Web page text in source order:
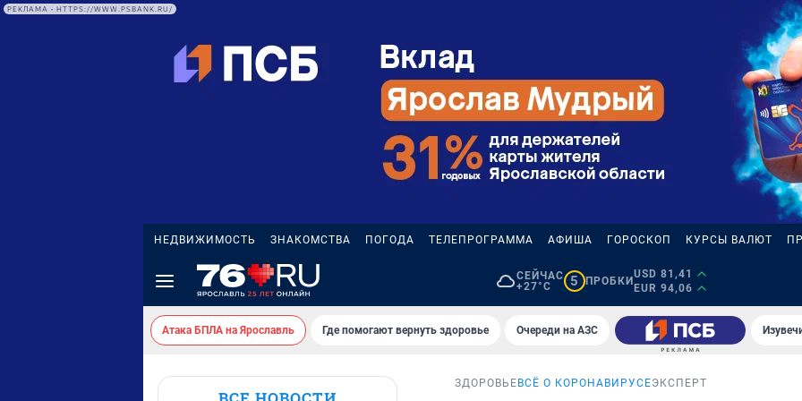
РЕКЛАМА • HTTPS://WWW.PSBANK.RU/
НЕДВИЖИМОСТЬ ЗНАКОМСТВА ПОГОДА ТЕЛЕПРОГРАММА АФИША ГОРОСКОП КУРСЫ ВАЛЮТ
СЕЙЧАС
+27°C
5 ПРОБКИ
USD 81,41
EUR 94,06
Атака БПЛА на Ярославль Где помогают вернуть здоровье Очереди на АЗС
ЗДОРОВЬЕ ВСЁ О КОРОНАВИРУСЕЭКСПЕРТ